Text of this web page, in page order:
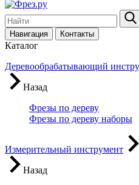
Навигация Контакты
Каталог
Деревообрабатывающий
Назад
Фрезы по дереву
Фрезы по дереву наборы
Измерительный инструмент
Назад